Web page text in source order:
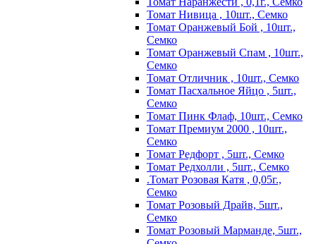
Томат Нивица , 10шт., Семко
Томат Оранжевый Бой , 10шт.,
Семко
Томат Оранжевый Спам , 10шт.,
Семко
Томат Отличник , 10шт., Семко
Томат Пасхальное Яйцо , 5шт.,
Семко
Томат Пинк Флаф, 10шт., Семко
Томат Премиум 2000 , 10шт.,
Семко
Томат Редфорт , 5шт., Семко
Томат Редхолли , 5шт., Семко
.Томат Розовая Катя , 0,05г.,
Семко
Томат Розовый Драйв, 5шт.,
Семко
Томат Розовый Марманде, 5шт.,